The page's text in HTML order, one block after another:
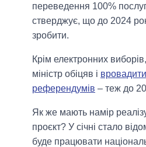
переведення 100%
стверджує, що до 2024
зробити.
Крім електронних
міністр обіцяв і
референдумів – теж до
Як же мають намір
проєкт? У січні стало
буде працювати